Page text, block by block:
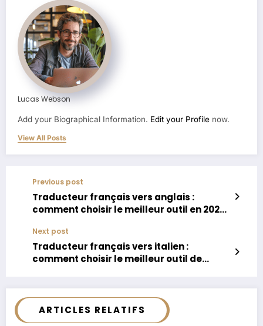
Lucas Webson
Add your Biographical Information. Edit your Profile now.
View All Posts
Previous post
Traducteur français vers anglais :
comment choisir le meilleur outil en 2025
Next post
Traducteur français vers italien :
comment choisir le meilleur outil de
ARTICLES RELATIFS